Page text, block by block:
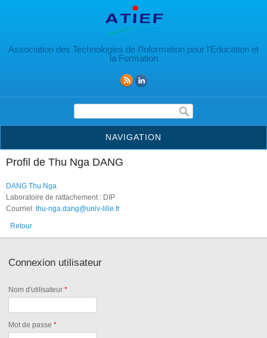
Association des Technologies de l’Information pour l’Education et
la Formation
Formulaire de recherche
NAVIGATION
Profil de Thu Nga DANG
DANG Thu Nga
Laboratoire de rattachement : DIP
Courriel: thu-nga.dang@univ-lille.fr
Retour
Connexion utilisateur
Nom d'utilisateur*
Mot de passe*